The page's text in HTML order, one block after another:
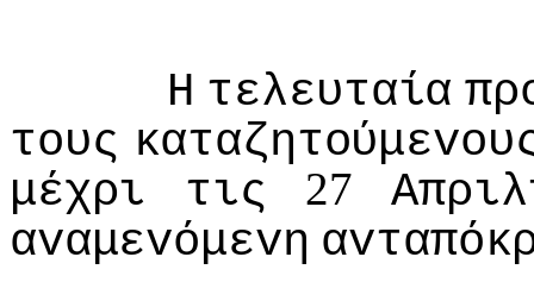
Η τελευταία
τoυς
μέχρι
τις 27
αvαμεvόμεvη